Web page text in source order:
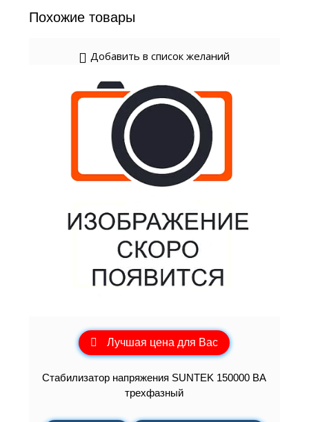
Похожие товары
Добавить в список желаний
Лучшая цена для Вас
Стабилизатор напряжения SUNTEK 150000 ВА
трехфазный